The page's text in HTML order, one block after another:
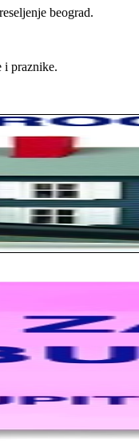
beograd.
i praznike.